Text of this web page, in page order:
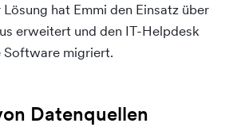
hat Emmi den Einsatz über
erweitert und den IT-Helpdesk
migriert.
Datenquellen